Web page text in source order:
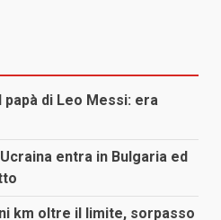
di Leo Messi: era
entra in Bulgaria ed
km oltre il limite, sorpasso